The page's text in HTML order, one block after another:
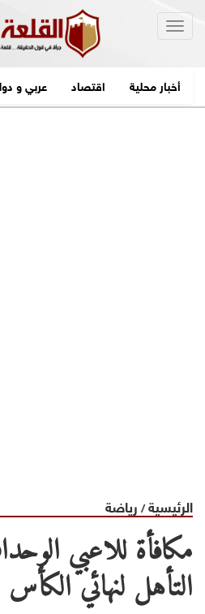
أخبار محلية اقتصاد عربي و
الرئيسية/ رياضة
مكافأة للاعبي
التأهل لنهائي الكأس